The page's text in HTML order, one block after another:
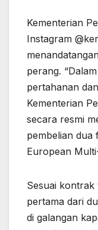
Kementerian
Instagram
perang.
pertahanan
Kementerian
secara resmi
pembelian dua
European
Sesuai kontrak
pertama dari
di galangan